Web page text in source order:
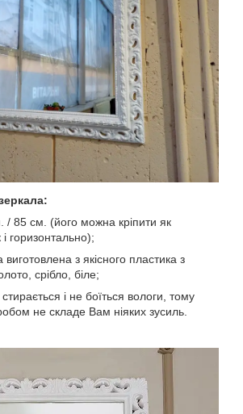
/ 85 см. (його можна кріпити як
горизонтально);
з якісного пластика з
срібло, біле;
і не боїться вологи, тому
не складе Вам ніяких зусиль.